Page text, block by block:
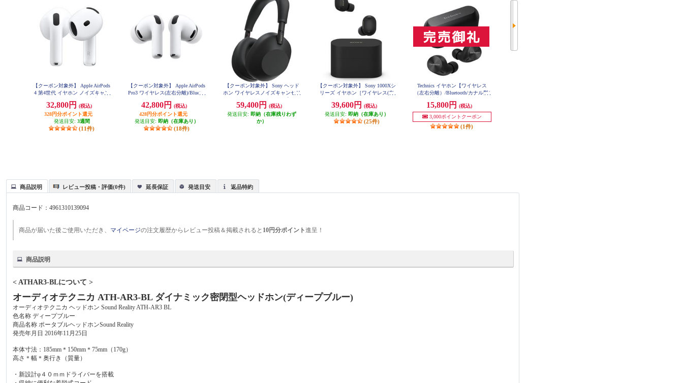
【クーポン対象外】 Apple AirPods
4 第4世代 イヤホン ノイズキャン
イヤレス 空間オーディオ MXP93J-
A
32,800円
(税込)
328円分ポイント還元
発送目安: 3週間
(11件)
【クーポン対象外】 Apple AirPods
Pro3 ワイヤレス(左右分離)/Bluetoo
グ/ホワイト MFHP4J-A
42,800円
(税込)
428円分ポイント還元
発送目安: 即納（在庫あり）
(18件)
【クーポン対象外】 Sony ヘッド
ホン ワイヤレスノイズキャンセリ
ooth/ハイレゾ対応 /リモコン・マ
イク対応 /ブラック】 WH-1000XM
6-BM
59,400円
(税込)
発送目安: 即納（在庫残りわず
か）
【クーポン対象外】 Sony 1000Xシ
リーズ イヤホン［ワイヤレス(左
リング/ハイレゾ対応/マイク対応/
ブラック] WF-1000XM6-BZ
39,600円
(税込)
発送目安: 即納（在庫あり）
(25件)
Technics イヤホン【ワイヤレス
（左右分離）/Bluetooth/カナル型/
イント対応/LDAC対応/最大約23時
間再生/ブラック】 EAH-AZ60M2-
K
15,800円
(税込)
3,000ポイントクーポン
(1件)
商品説明 レビュー投稿・評価(0件) 延長保証 発送目安 返品特約
商品コード：4961310139094
商品が届いた後ご使用いただき、 マイページの注文履歴からレビュー投稿＆掲載されると 10円分ポイント進呈！
商品説明
< ATHAR3-BLについて >
オーディオテクニカ ATH-AR3-BL ダイナミック密閉型ヘッドホン(ディープブルー)
オーディオテクニカ ヘッドホン Sound Reality ATH-AR3 BL
色名称 ディープブルー
商品名称 ポータブルヘッドホンSound Reality
発売年月日 2016年11月25日
本体寸法：185mm＊150mm＊75mm（170g）
高さ＊幅＊奥行き（質量）
・新設計φ４０ｍｍドライバーを搭載